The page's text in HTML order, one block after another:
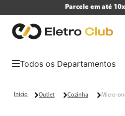
Parcele em até 10x
Outlet Cozinha Micro-